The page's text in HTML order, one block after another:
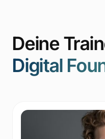
Deine
Digital